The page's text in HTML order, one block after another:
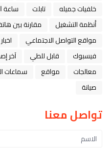
خلفيات جميله
تابلت ﺳﺎﻋﺔ
أنظمة التشغيل
مقارنة بين
مواقع التواصل الاجتماعي
فيسبوك
قابل للطي آخر
معالجات
مواقع سماعات
صيانة
تواصل معنا